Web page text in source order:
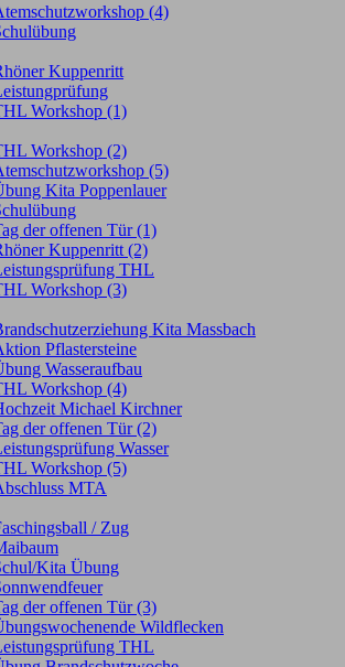
(4)
Kuppenritt
Workshop (1)
Workshop (2)
(5)
Kita Poppenlauer
der offenen Tür (1)
Kuppenritt (2)
THL
Workshop (3)
Kita Massbach
Pflastersteine
Wasseraufbau
Workshop (4)
Michael Kirchner
der offenen Tür (2)
Wasser
Workshop (5)
MTA
/ Zug
Kita Übung
der offenen Tür (3)
Wildflecken
THL